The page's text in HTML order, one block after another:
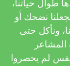
طوال حياتنا،
نضحك أو
ونأكل حتى
لم يحصروا